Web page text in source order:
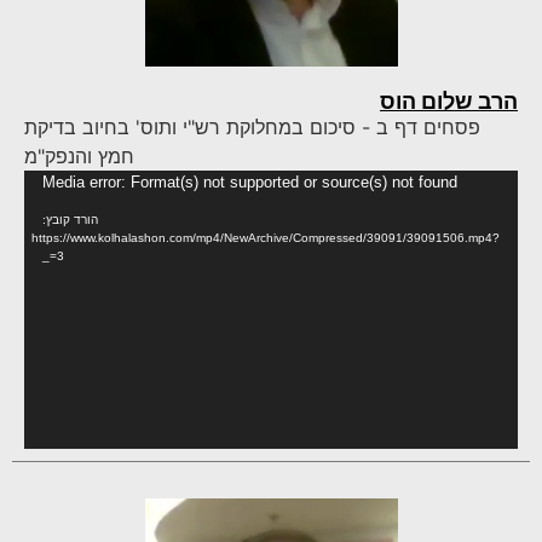
הרב שלום הוס
פסחים דף ב - סיכום במחלוקת רש"י ותוס' בחיוב בדיקת
חמץ והנפק"מ
Media error: Format(s) not supported or source(s) not found
הורד קובץ:
https://www.kolhalashon.com/mp4/NewArchive/Compressed/39091/39091506.mp4?
_=3